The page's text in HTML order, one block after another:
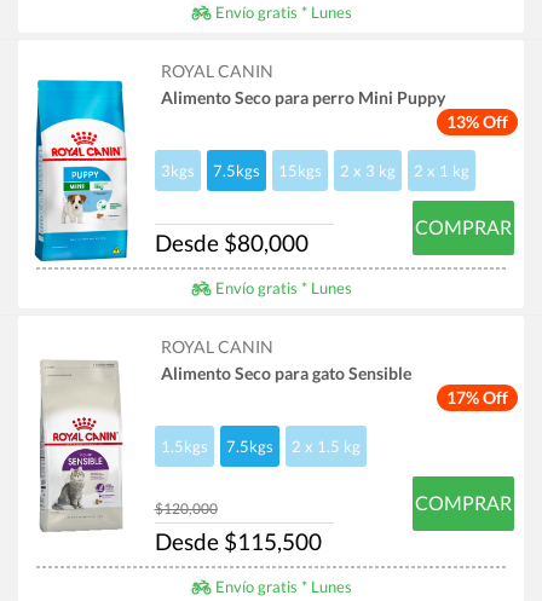
Envío gratis * Lunes
13% Off
ROYAL CANIN
Alimento Seco para perro Mini Puppy
3kgs 7.5kgs 15kgs 2 x 3 kg 2 x 1 kg
Desde $80,000
COMPRAR
Envío gratis * Lunes
17% Off
ROYAL CANIN
Alimento Seco para gato Sensible
1.5kgs 7.5kgs 2 x 1.5 kg
$120,000
Desde $115,500
COMPRAR
Envío gratis * Lunes